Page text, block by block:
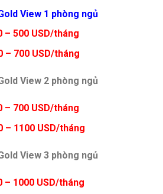
View 1 phòng ngủ
– 500 USD/tháng
– 700 USD/tháng
View 2 phòng ngủ
– 700 USD/tháng
– 1100 USD/tháng
View 3 phòng ngủ
– 1000 USD/tháng